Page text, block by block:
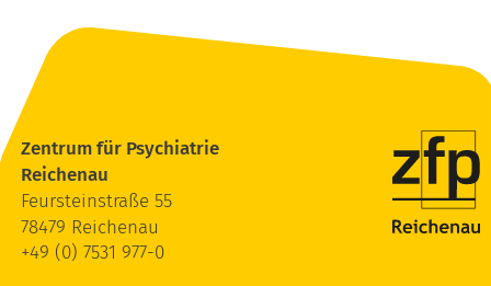
Zentrum für Psychiatrie
Reichenau
Feursteinstraße 55
78479 Reichenau
+49 (0) 7531 977-0